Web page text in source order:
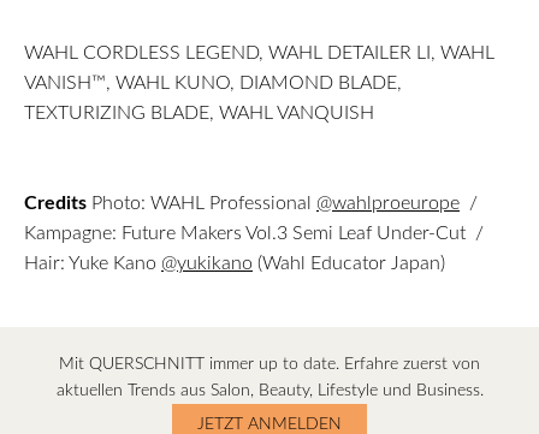
WAHL CORDLESS LEGEND, WAHL DETAILER LI, WAHL
VANISH™, WAHL KUNO, DIAMOND BLADE,
TEXTURIZING BLADE, WAHL VANQUISH
Credits Photo: WAHL Professional @wahlproeurope /
Kampagne: Future Makers Vol.3 Semi Leaf Under-Cut /
Hair: Yuke Kano @yukikano (Wahl Educator Japan)
Mit QUERSCHNITT immer up to date. Erfahre zuerst von
aktuellen Trends aus Salon, Beauty, Lifestyle und Business.
JETZT ANMELDEN